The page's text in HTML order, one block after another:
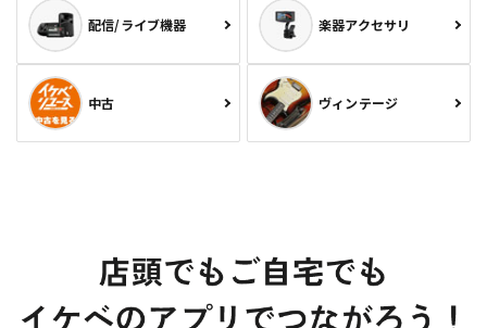
配信/ライブ機器 楽器アクセサリ
中古 ヴィンテージ